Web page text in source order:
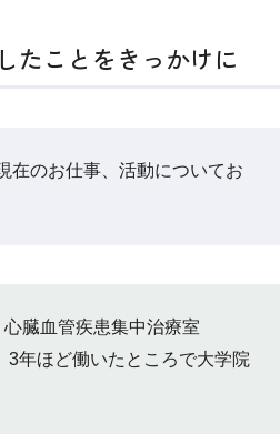
たことをきっかけに
在のお仕事、活動についてお
臓血管疾患集中治療室
3年ほど働いたところで大学院